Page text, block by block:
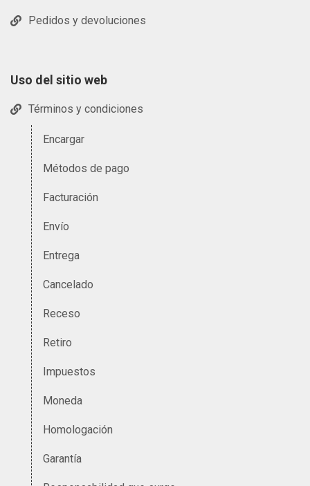
Pedidos y devoluciones
Uso del sitio web
Términos y condiciones
Encargar
Métodos de pago
Facturación
Envío
Entrega
Cancelado
Receso
Retiro
Impuestos
Moneda
Homologación
Garantía